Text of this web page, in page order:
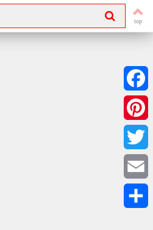
Twitter
Email